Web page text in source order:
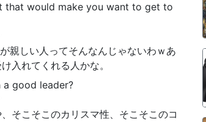
that would make you want to get to
親しい人ってそんなんじゃないわｗあ
入れてくれる人かな。
good leader?
そこそこのカリスマ性、そこそこのコ